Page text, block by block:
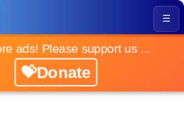
☰
ads! Please support us ...
💝Donate